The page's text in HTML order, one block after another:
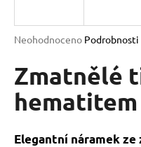
Průměrné
produktu
je
0,0
hvězdiček.
Neohodnoceno
Zmatnělé
hematitem
Elegantní náramek
j
t
?